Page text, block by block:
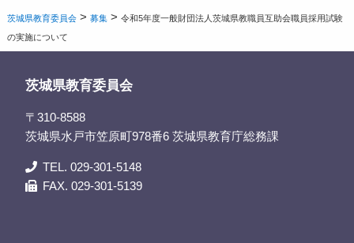
茨城県教育委員会 >募集 >令和5年度一般財団法人茨城県教職員互助会職員採用試験
の実施について
茨城県教育委員会
〒310-8588
茨城県水戸市笠原町978番6 茨城県教育庁総務課
TEL. 029-301-5148
FAX. 029-301-5139